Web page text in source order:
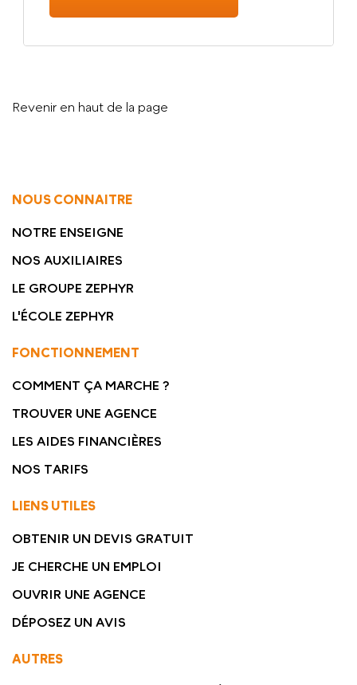
Revenir en haut de la page
NOUS CONNAITRE
NOTRE ENSEIGNE
NOS AUXILIAIRES
LE GROUPE ZEPHYR
L'ÉCOLE ZEPHYR
FONCTIONNEMENT
COMMENT ÇA MARCHE ?
TROUVER UNE AGENCE
LES AIDES FINANCIÈRES
NOS TARIFS
LIENS UTILES
OBTENIR UN DEVIS GRATUIT
JE CHERCHE UN EMPLOI
OUVRIR UNE AGENCE
DÉPOSEZ UN AVIS
AUTRES